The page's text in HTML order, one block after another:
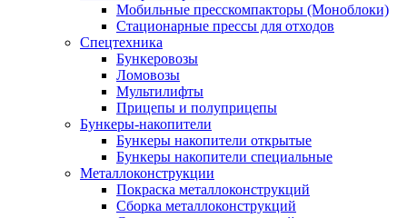
Мобильные пресскомпакторы (Моноблоки)
Стационарные прессы для отходов
Спецтехника
Бункеровозы
Ломовозы
Мультилифты
Прицепы и полуприцепы
Бункеры-накопители
Бункеры накопители открытые
Бункеры накопители специальные
Металлоконструкции
Покраска металлоконструкций
Сборка металлоконструкций